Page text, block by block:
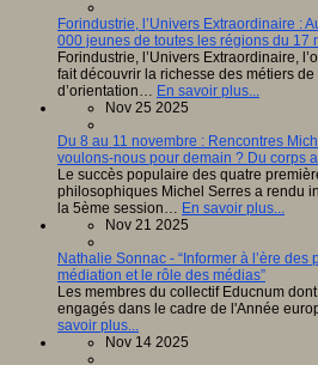
Forindustrie, l’Univers Extraordinaire :
000 jeunes de toutes les régions du 17
Forindustrie, l’Univers Extraordinaire,
fait découvrir la richesse des métiers
d’orientation… En savoir plus...
Nov 25 2025
Du 8 au 11 novembre : Rencontres
voulons-nous pour demain ? Du corps
Le succès populaire des quatre
philosophiques Michel Serres a rendu
la 5ème session… En savoir plus...
Nov 21 2025
Nathalie Sonnac - “Informer à l’ère des
médiation et le rôle des médias”
Les membres du collectif Educnum
engagés dans le cadre de l'Année
savoir plus...
Nov 14 2025